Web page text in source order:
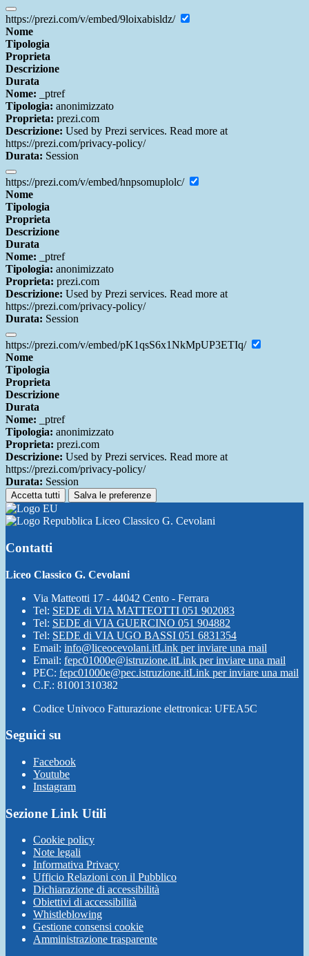
https://prezi.com/v/embed/9loixabisldz/
Nome
Tipologia
Proprieta
Descrizione
Durata
Nome: _ptref
Tipologia: anonimizzato
Proprieta: prezi.com
Descrizione: Used by Prezi services. Read more at
https://prezi.com/privacy-policy/
Durata: Session
https://prezi.com/v/embed/hnpsomuplolc/
Nome
Tipologia
Proprieta
Descrizione
Durata
Nome: _ptref
Tipologia: anonimizzato
Proprieta: prezi.com
Descrizione: Used by Prezi services. Read more at
https://prezi.com/privacy-policy/
Durata: Session
https://prezi.com/v/embed/pK1qsS6x1NkMpUP3ETIq/
Nome
Tipologia
Proprieta
Descrizione
Durata
Nome: _ptref
Tipologia: anonimizzato
Proprieta: prezi.com
Descrizione: Used by Prezi services. Read more at
https://prezi.com/privacy-policy/
Durata: Session
Accetta tutti Salva le preferenze
Liceo Classico G. Cevolani
Contatti
Liceo Classico G. Cevolani
Via Matteotti 17 - 44042 Cento - Ferrara
Tel: SEDE di VIA MATTEOTTI 051 902083
Tel: SEDE di VIA GUERCINO 051 904882
Tel: SEDE di VIA UGO BASSI 051 6831354
Email: info@liceocevolani.itLink per inviare una mail
Email: fepc01000e@istruzione.itLink per inviare una mail
PEC: fepc01000e@pec.istruzione.itLink per inviare una mail
C.F.: 81001310382
Codice Univoco Fatturazione elettronica: UFEA5C
Seguici su
Facebook
Youtube
Instagram
Sezione Link Utili
Cookie policy
Note legali
Informativa Privacy
Ufficio Relazioni con il Pubblico
Dichiarazione di accessibilità
Obiettivi di accessibilità
Whistleblowing
Gestione consensi cookie
Amministrazione trasparente